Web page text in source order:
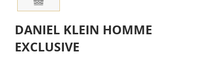
DANIEL KLEIN HOMME
EXCLUSIVE